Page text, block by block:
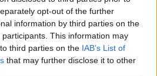
opt-out of the further
information by third parties on the
participants. This information may
third parties on the IAB’s List of
that may further disclose it to other
- a szabolcsiakat is a rend
szurkolói
megnyilvánulás) -, továbbá
„D” szektorrészében
lezárását a következő